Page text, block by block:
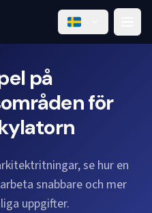
på
för
se hur en
snabbare och mer
uppgifter.